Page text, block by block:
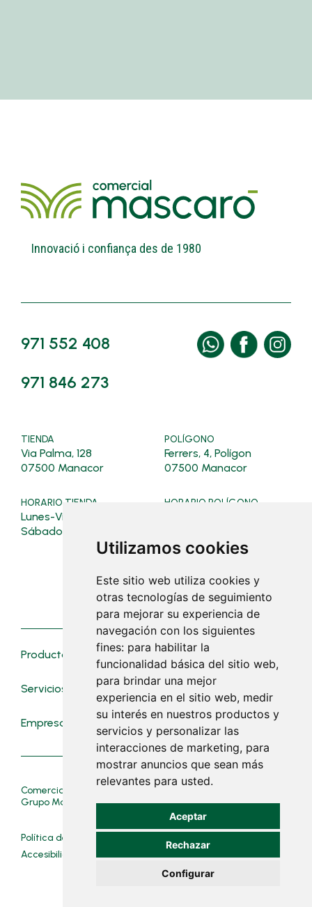
Utilizamos cookies
Este sitio web utiliza cookies y
otras tecnologías de seguimiento
para mejorar su experiencia de
navegación con los siguientes
fines: para habilitar la
funcionalidad básica del sitio web,
para brindar una mejor
experiencia en el sitio web, medir
su interés en nuestros productos y
servicios y personalizar las
interacciones de marketing, para
mostrar anuncios que sean más
relevantes para usted.
Aceptar
Rechazar
Configurar
Innovació i confiança des de 1980
971 552 408
971 846 273
TIENDA
Via Palma, 128
07500 Manacor
POLÍGONO
Ferrers, 4, Polígon
07500 Manacor
HORARIO TIENDA
Lunes-Viernes: 08:00-19:30
Sábados: 08:00-13:00
HORARIO POLÍGONO
Sábados: 08:00 - 13:00
Lunes a viernes: 07:30 - 18:30
Sábados: cerrado
Productos
Servicios
Empresa
Novedades
Contacto
Trabaja con nosotros
Comercial Mascaró© Suministres Manacor© pertenecen al
Grupo Mascaró.
Política de cookies__
Accesibilidad__